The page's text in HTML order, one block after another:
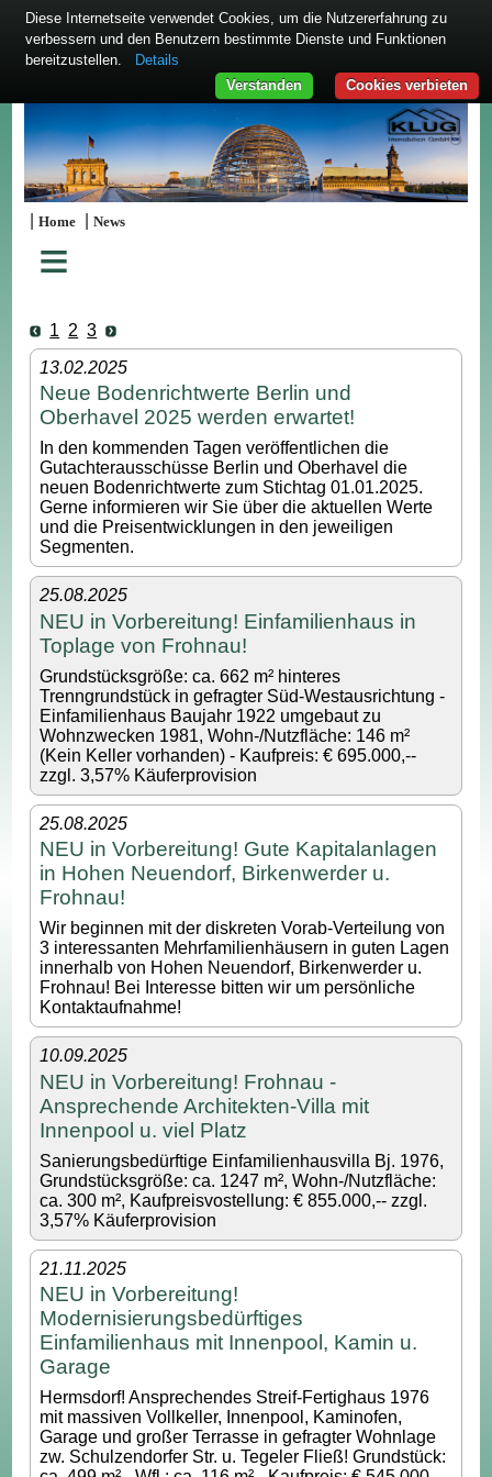
|Home |News
≡
1 2 3
13.02.2025
Neue Bodenrichtwerte Berlin und
Oberhavel 2025 werden erwartet!
In den kommenden Tagen veröffentlichen die
Gutachterausschüsse Berlin und Oberhavel die
neuen Bodenrichtwerte zum Stichtag 01.01.2025.
Gerne informieren wir Sie über die aktuellen Werte
und die Preisentwicklungen in den jeweiligen
Segmenten.
25.08.2025
NEU in Vorbereitung! Einfamilienhaus in
Toplage von Frohnau!
Grundstücksgröße: ca. 662 m² hinteres
Trenngrundstück in gefragter Süd-Westausrichtung -
Einfamilienhaus Baujahr 1922 umgebaut zu
Wohnzwecken 1981, Wohn-/Nutzfläche: 146 m²
(Kein Keller vorhanden) - Kaufpreis: € 695.000,--
zzgl. 3,57% Käuferprovision
25.08.2025
NEU in Vorbereitung! Gute Kapitalanlagen
in Hohen Neuendorf, Birkenwerder u.
Frohnau!
Wir beginnen mit der diskreten Vorab-Verteilung von
3 interessanten Mehrfamilienhäusern in guten Lagen
innerhalb von Hohen Neuendorf, Birkenwerder u.
Frohnau! Bei Interesse bitten wir um persönliche
Kontaktaufnahme!
10.09.2025
NEU in Vorbereitung! Frohnau -
Ansprechende Architekten-Villa mit
Innenpool u. viel Platz
Sanierungsbedürftige Einfamilienhausvilla Bj. 1976,
Grundstücksgröße: ca. 1247 m², Wohn-/Nutzfläche:
ca. 300 m², Kaufpreisvostellung: € 855.000,-- zzgl.
3,57% Käuferprovision
21.11.2025
NEU in Vorbereitung!
Modernisierungsbedürftiges
Einfamilienhaus mit Innenpool, Kamin u.
Garage
Hermsdorf! Ansprechendes Streif-Fertighaus 1976
mit massiven Vollkeller, Innenpool, Kaminofen,
Garage und großer Terrasse in gefragter Wohnlage
zw. Schulzendorfer Str. u. Tegeler Fließ! Grundstück:
Diese Internetseite verwendet Cookies, um die Nutzererfahrung zu
verbessern und den Benutzern bestimmte Dienste und Funktionen
bereitzustellen.
Details
Cookies verbieten
Verstanden